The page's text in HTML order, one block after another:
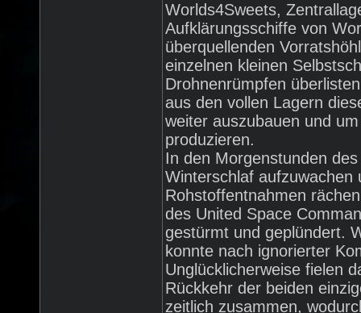
Worlds4Sweets,
Aufklärungsschiffe von
überquellenden
einzelnen kleinen
Drohnenrümpfen
aus den vollen Lagern
weiter auszubauen und
produzieren.
In den Morgenstunden
Winterschlaf aufzuwachen
Rohstoffentnahmen
des United Space
gestürmt und geplündert.
konnte nach ignorierter
Unglücklicherweise fielen
Rückkehr der beiden
zeitlich zusammen,